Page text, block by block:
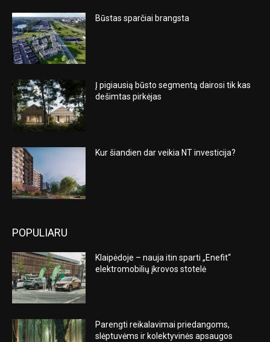
Būstas sparčiai brangsta
Į pigiausią būsto segmentą dairosi tik kas
dešimtas pirkėjas
Kur šiandien dar veikia NT investicija?
POPULIARU
Klaipėdoje – nauja itin sparti „Enefit“
elektromobilių įkrovos stotelė
Parengti reikalavimai priedangoms,
slėptuvėms ir kolektyvinės apsaugos